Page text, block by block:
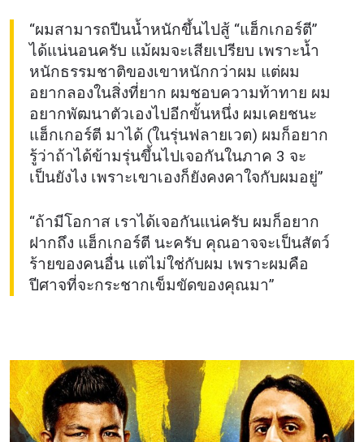
“ผมสามารถปีนน้ำหนักขึ้นไปสู้ “แฮ็กเกอร์ตี”
ได้แน่นอนครับ แม้ผมจะเสียเปรียบ เพราะน้ำ
หนักธรรมชาติของเขาหนักกว่าผม แต่ผม
อยากลองในสิ่งที่ยาก ผมชอบความท้าทาย ผม
อยากพัฒนาตัวเองไปอีกขั้นหนึ่ง ผมเคยชนะ
แฮ็กเกอร์ตี มาได้ (ในรุ่นฟลายเวต) ผมก็อยาก
รู้ว่าถ้าได้ข้ามรุ่นขึ้นไปเจอกันในภาค 3 จะ
เป็นยังไง เพราะเขาเองก็ยังคงคาใจกับผมอยู่”
“ถ้ามีโอกาส เราได้เจอกันแน่ครับ ผมก็อยาก
ฝากถึง แฮ็กเกอร์ตี นะครับ คุณอาจจะเป็นสัตว์
ร้ายของคนอื่น แต่ไม่ใช่กับผม เพราะผมคือ
ปีศาจที่จะกระชากเข็มขัดของคุณมา”